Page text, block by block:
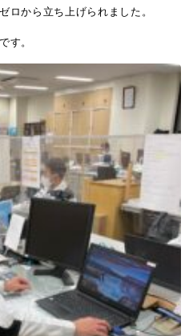
ロから立ち上げられました。
す。